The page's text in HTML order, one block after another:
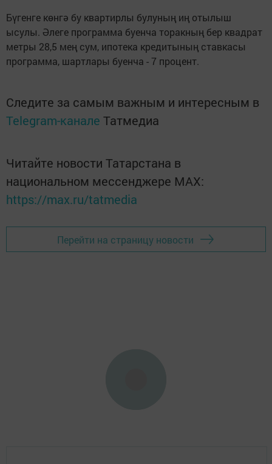
Бүгенге көнгә бу квартирлы булуның иң отылыш
ысулы. Әлеге программа буенча торакның бер квадрат
метры 28,5 мең сум, ипотека кредитының ставкасы
программа, шартлары буенча - 7 процент.
Следите за самым важным и интересным в
Telegram-канале Татмедиа
Читайте новости Татарстана в
национальном мессенджере MАХ:
https://max.ru/tatmedia
Перейти на страницу новости